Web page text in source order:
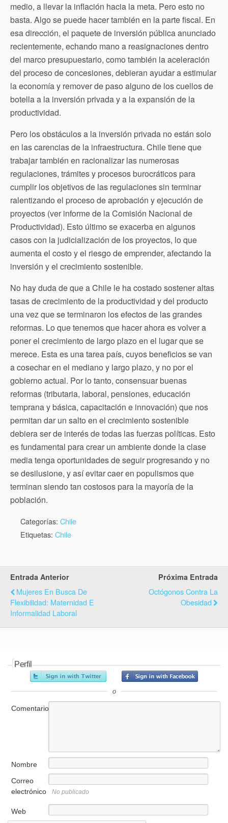
medio, a llevar la inflación hacia la meta. Pero esto no
basta. Algo se puede hacer también en la parte fiscal. En
esa dirección, el paquete de inversión pública anunciado
recientemente, echando mano a reasignaciones dentro
del marco presupuestario, como también la aceleración
del proceso de concesiones, debieran ayudar a estimular
la economía y remover de paso alguno de los cuellos de
botella a la inversión privada y a la expansión de la
productividad.
Pero los obstáculos a la inversión privada no están solo
en las carencias de la infraestructura. Chile tiene que
trabajar también en racionalizar las numerosas
regulaciones, trámites y procesos burocráticos para
cumplir los objetivos de las regulaciones sin terminar
ralentizando el proceso de aprobación y ejecución de
proyectos (ver informe de la Comisión Nacional de
Productividad). Esto último se exacerba en algunos
casos con la judicialización de los proyectos, lo que
aumenta el costo y el riesgo de emprender, afectando la
inversión y el crecimiento sostenible.
No hay duda de que a Chile le ha costado sostener altas
tasas de crecimiento de la productividad y del producto
una vez que se terminaron los efectos de las grandes
reformas. Lo que tenemos que hacer ahora es volver a
poner el crecimiento de largo plazo en el lugar que se
merece. Esta es una tarea país, cuyos beneficios se van
a cosechar en el mediano y largo plazo, y no por el
gobierno actual. Por lo tanto, consensuar buenas
reformas (tributaria, laboral, pensiones, educación
temprana y básica, capacitación e innovación) que nos
permitan dar un salto en el crecimiento sostenible
debiera ser de interés de todas las fuerzas políticas. Esto
es fundamental para crear un ambiente donde la clase
media tenga oportunidades de seguir progresando y no
se desilusione, y así evitar caer en populismos que
terminan siendo tan costosos para la mayoría de la
población.
Categorías: Chile
Etiquetas: Chile
Entrada Anterior
Mujeres En Busca De
Flexibilidad: Maternidad E
Informalidad Laboral
Próxima Entrada
Octógonos Contra La
Obesidad
Perfil
o
Comentario
Nombre
Correo
electrónico
No publicado
Web